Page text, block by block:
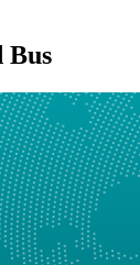
Bus